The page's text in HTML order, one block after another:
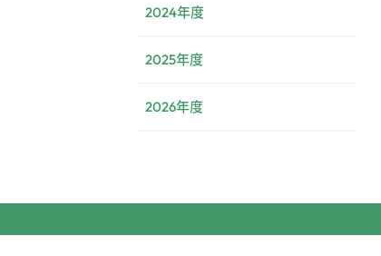
2024年度
2025年度
2026年度